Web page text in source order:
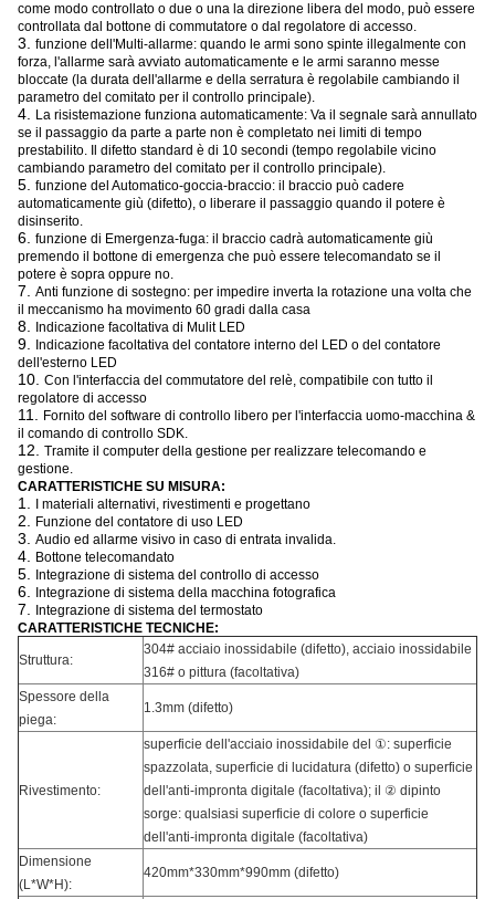
come modo controllato o due o una la direzione libera del modo, può essere
controllata dal bottone di commutatore o dal regolatore di accesso.
3. funzione dell'Multi-allarme: quando le armi sono spinte illegalmente con
forza, l'allarme sarà avviato automaticamente e le armi saranno messe
bloccate (la durata dell'allarme e della serratura è regolabile cambiando il
parametro del comitato per il controllo principale).
4.
La risistemazione funziona automaticamente: Va il segnale sarà annullato
se il passaggio da parte a parte non è completato nei limiti di tempo
prestabilito. Il difetto standard è di 10 secondi (tempo regolabile vicino
cambiando parametro del comitato per il controllo principale).
5. funzione del Automatico-goccia-braccio: il braccio può cadere
automaticamente giù (difetto), o liberare il passaggio quando il potere è
disinserito.
6. funzione di Emergenza-fuga: il braccio cadrà automaticamente giù
premendo il bottone di emergenza che può essere telecomandato se il
potere è sopra oppure no.
7. Anti funzione di sostegno: per impedire inverta la rotazione una volta che
il meccanismo ha movimento 60 gradi dalla casa
8. Indicazione facoltativa di Mulit LED
9.
Indicazione facoltativa del contatore interno del LED o del contatore
dell'esterno LED
10. Con l'interfaccia del commutatore del relè, compatibile con tutto il
regolatore di accesso
11.
Fornito del software di controllo libero per l'interfaccia uomo-macchina &
il comando di controllo SDK.
12. Tramite il computer della gestione per realizzare telecomando e
gestione.
CARATTERISTICHE SU MISURA:
1. I materiali alternativi, rivestimenti e progettano
2. Funzione del contatore di uso LED
3. Audio ed allarme visivo in caso di entrata invalida.
4. Bottone telecomandato
5. Integrazione di sistema del controllo di accesso
6. Integrazione di sistema della macchina fotografica
7.
Integrazione di sistema del termostato
CARATTERISTICHE TECNICHE:
Struttura:
304# acciaio inossidabile (difetto), acciaio inossidabile
316# o pittura (facoltativa)
Spessore della
piega:
1.3mm (difetto)
Rivestimento:
superficie dell'acciaio inossidabile del ①: superficie
spazzolata, superficie di lucidatura (difetto) o superficie
dell'anti-impronta digitale (facoltativa); il ② dipinto
sorge: qualsiasi superficie di colore o superficie
dell'anti-impronta digitale (facoltativa)
Dimensione
(L*W*H):
420mm*330mm*990mm (difetto)